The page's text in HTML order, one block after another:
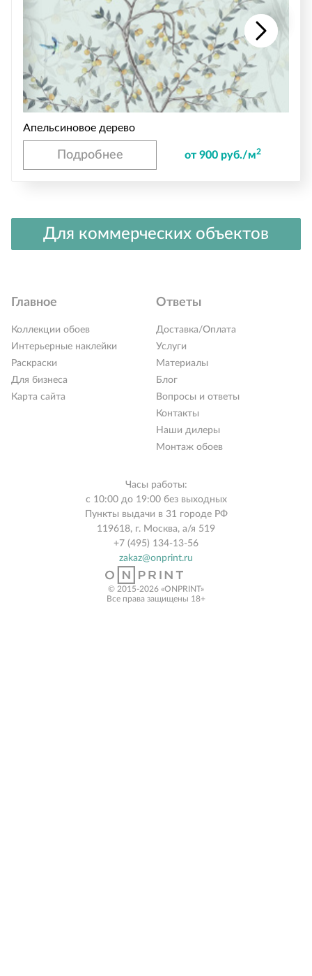
Апельсиновое дерево
Подробнее от 900 руб./м2
Для коммерческих объектов
Главное
Коллекции обоев
Интерьерные наклейки
Раскраски
Для бизнеса
Карта сайта
Ответы
Доставка/Оплата
Услуги
Материалы
Блог
Вопросы и ответы
Контакты
Наши дилеры
Монтаж обоев
Часы работы:
с 10:00 до 19:00 без выходных
Пункты выдачи в 31 городе РФ
119618, г. Москва, а/я 519
+7 (495) 134-13-56
zakaz@onprint.ru
© 2015-2026 «ONPRINT»
Все права защищены 18+‎